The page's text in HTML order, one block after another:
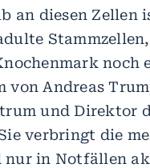
an diesen Zellen
noch
von Andreas
und Direktor
verbringt die
nur in Notfällen